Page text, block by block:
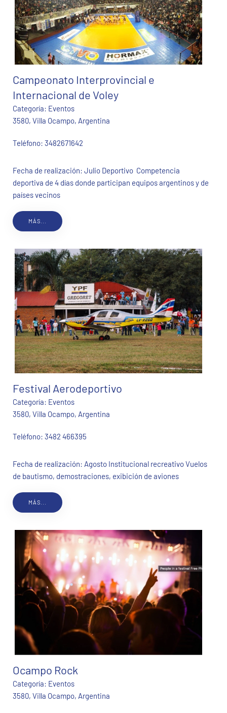
Campeonato Interprovincial e
Internacional de Voley
Categoría: Eventos
3580, Villa Ocampo, Argentina
Teléfono: 3482671642
Fecha de realización: Julio Deportivo Competencia
deportiva de 4 días donde participan equipos argentinos y de
países vecinos
MÁS...
Festival Aerodeportivo
Categoría: Eventos
3580, Villa Ocampo, Argentina
Teléfono: 3482 466395
Fecha de realización: Agosto Institucional recreativo Vuelos
de bautismo, demostraciones, exibición de aviones
MÁS...
Ocampo Rock
Categoría: Eventos
3580, Villa Ocampo, Argentina